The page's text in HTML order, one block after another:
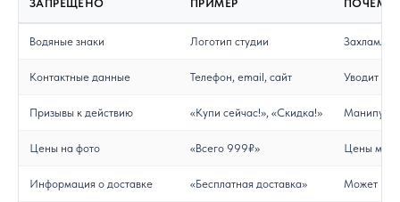
ЗАПРЕЩЕНО ПРИМЕР ПОЧЕМУ
Водяные знаки Логотип студии
Контактные данные Телефон, email, сайт Уводит
Призывы к действию «Купи сейчас!», «Скидка!»
Цены на фото «Всего 999₽» Цены
Информация о доставке «Бесплатная доставка» Может не